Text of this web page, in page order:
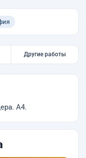
Другие работы
А4.